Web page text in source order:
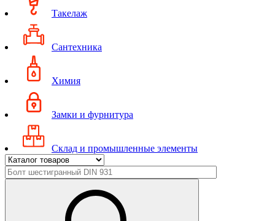
Такелаж
Сантехника
Химия
Замки и фурнитура
Склад и промышленные элементы